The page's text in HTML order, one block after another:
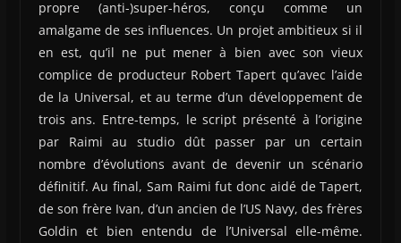
propre (anti-)super-héros, conçu comme un
amalgame de ses influences. Un projet ambitieux si il
en est, qu’il ne put mener à bien avec son vieux
complice de producteur Robert Tapert qu’avec l’aide
de la Universal, et au terme d’un développement de
trois ans. Entre-temps, le script présenté à l’origine
par Raimi au studio dût passer par un certain
nombre d’évolutions avant de devenir un scénario
définitif. Au final, Sam Raimi fut donc aidé de Tapert,
de son frère Ivan, d’un ancien de l’US Navy, des frères
Goldin et bien entendu de l’Universal elle-même.